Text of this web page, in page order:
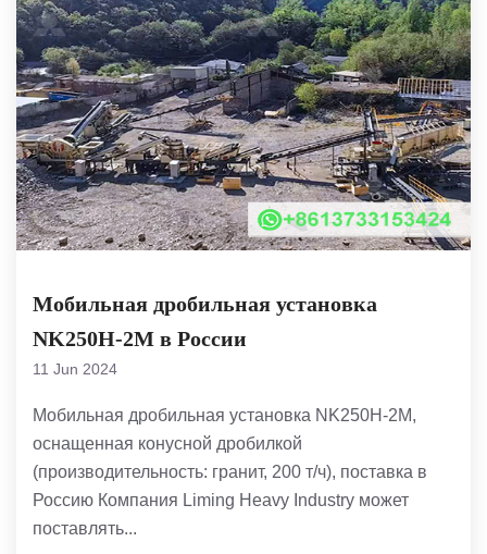
Мобильная дробильная установка
NK250H-2M в России
11 Jun 2024
Мобильная дробильная установка NK250H-2M,
оснащенная конусной дробилкой
(производительность: гранит, 200 т/ч), поставка в
Россию Компания Liming Heavy Industry может
поставлять...